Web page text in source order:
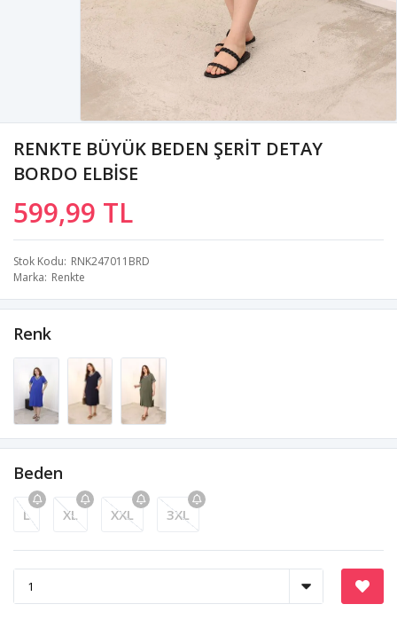
RENKTE BÜYÜK BEDEN ŞERİT DETAY
BORDO ELBİSE
599,99 TL
Stok Kodu RNK247011BRD
Marka Renkte
Renk
Beden
L XL XXL 3XL